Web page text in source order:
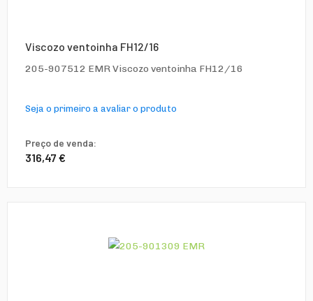
Viscozo ventoinha FH12/16
205-907512 EMR Viscozo ventoinha FH12/16
Seja o primeiro a avaliar o produto
Preço de venda:
316,47 €